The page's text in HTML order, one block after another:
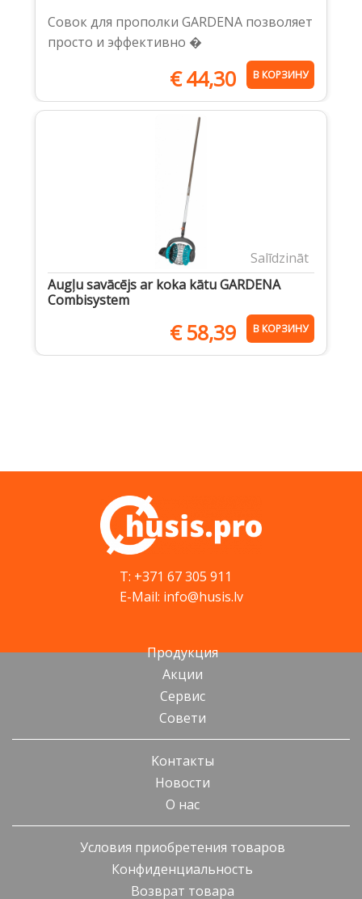
Совок для прополки GARDENA позволяет
просто и эффективно �
€44,30 В КОРЗИНУ
Salīdzināt
Augļu savācējs ar koka kātu GARDENA
Combisystem
€58,39 В КОРЗИНУ
T: +371 67 305 911
E-Mail: info@husis.lv
Продукция
Акции
Cервис
Cовети
Kонтакты
Новости
О нас
Условия приобретения товаров
Конфиденциальность
Возврат товара